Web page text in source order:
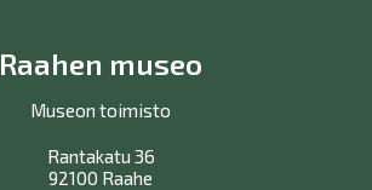
Raahen museo
Museon toimisto
Rantakatu 36
92100 Raahe